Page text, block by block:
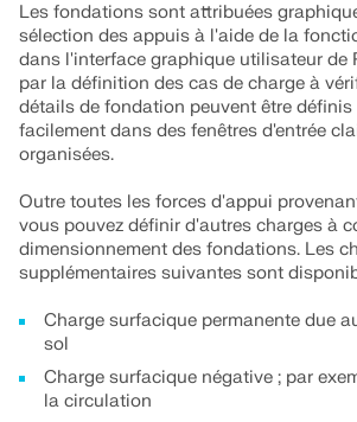
Les fondations sont attribuées
sélection des appuis à l'aide de la
dans l'interface graphique utilisateur de
par la définition des cas de charge à
détails de fondation peuvent être
facilement dans des fenêtres d'entrée
organisées.
Outre toutes les forces d'appui
vous pouvez définir d'autres charges à
dimensionnement des fondations. Les
supplémentaires suivantes sont
Charge surfacique permanente due
sol
Charge surfacique négative ; par
la circulation